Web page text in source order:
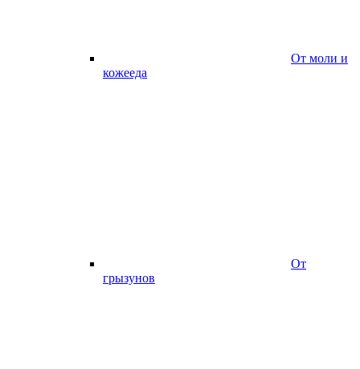
От моли и
кожееда
От
грызунов